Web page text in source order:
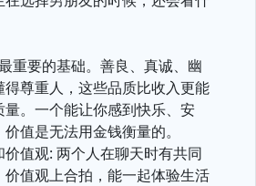
重要的基础。善良、真诚、幽
尊重人，这些品质比收入更能
量。一个能让你感到快乐、安
值是无法用金钱衡量的。
值观: 两个人在聊天时有共同
值观上合拍，能一起体验生活